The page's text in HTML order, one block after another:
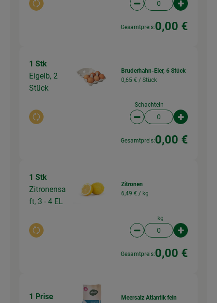
Auswahl ändern Artikelanzahl
Gesamtpreis:0,00 €
1 Stk
Eigelb, 2
Stück
Auswahl ändern
Bruderhahn-Eier, 6 Stück
0,65 € / Stück
Schachteln
Artikelanzahl
Gesamtpreis:0,00 €
1 Stk
Zitronensa
ft, 3 - 4 EL
Auswahl ändern
Zitronen
6,49 € / kg
kg
Artikelanzahl
Gesamtpreis:0,00 €
1 Prise
Meersalz Atlantik fein